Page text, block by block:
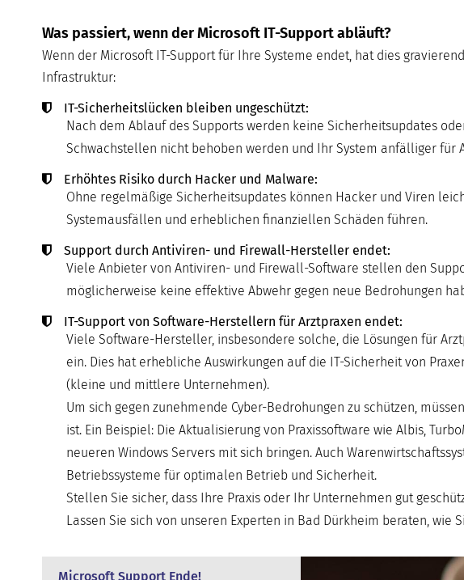
Was passiert, wenn der Microsoft IT-Support abläuft?
Wenn der Microsoft IT-Support für Ihre Systeme endet, hat dies
Infrastruktur:
IT-Sicherheitslücken bleiben ungeschützt:
Nach dem Ablauf des Supports werden keine Sicherheitsupdates
Schwachstellen nicht behoben werden und Ihr System anfälliger für
Erhöhtes Risiko durch Hacker und Malware:
Ohne regelmäßige Sicherheitsupdates können Hacker und Viren
Systemausfällen und erheblichen finanziellen Schäden führen.
Support durch Antiviren- und Firewall-Hersteller endet:
Viele Anbieter von Antiviren- und Firewall-Software stellen den
möglicherweise keine effektive Abwehr gegen neue Bedrohungen
IT-Support von Software-Herstellern für Arztpraxen endet:
Viele Software-Hersteller, insbesondere solche, die Lösungen für
ein. Dies hat erhebliche Auswirkungen auf die IT-Sicherheit von
(kleine und mittlere Unternehmen).
Um sich gegen zunehmende Cyber-Bedrohungen zu schützen,
ist. Ein Beispiel: Die Aktualisierung von Praxissoftware wie Albis,
neueren Windows Servers mit sich bringen. Auch
Betriebssysteme für optimalen Betrieb und Sicherheit.
Stellen Sie sicher, dass Ihre Praxis oder Ihr Unternehmen gut
Lassen Sie sich von unseren Experten in Bad Dürkheim beraten,
Microsoft Support Ende!